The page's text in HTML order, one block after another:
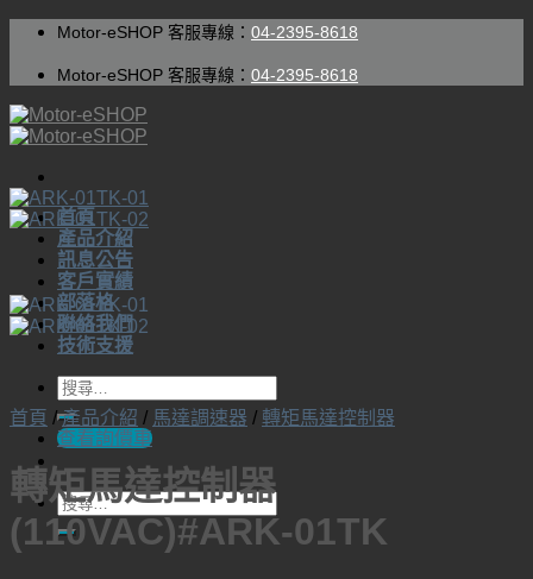
Skip
content
Motor-eSHOP 客服專線： 04-2395-8618
Motor-eSHOP 客服專線： 04-2395-8618
首頁
產品介紹
訊息公告
客戶實績
部落格
聯絡我們
技術支援
搜
尋
關
鍵
字:
查看詢價車
搜
尋
首頁 / 產品介紹 / 馬達調速器 / 轉矩馬達控制器
轉矩馬達控制器
(110VAC)#ARK-01TK